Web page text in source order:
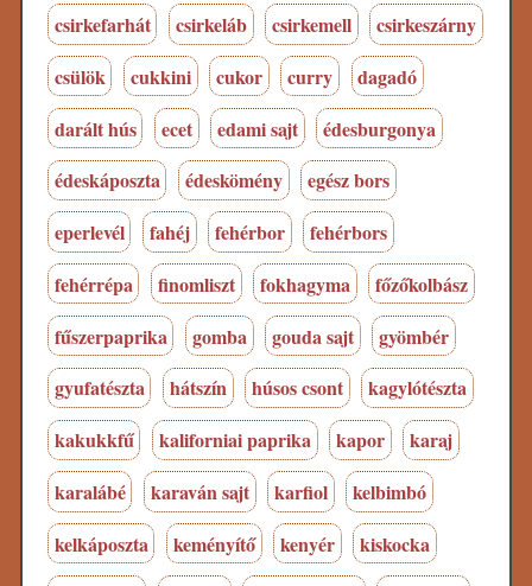
csirkefarhát
csirkeláb csirkemell
csirkeszárny
csülök
cukkini cukor curry
dagadó
darált hús
ecet edami sajt
édesburgonya
édeskáposzta
édeskömény
egész bors
eperlevél
fahéj fehérbor
fehérbors
fehérrépa
finomliszt fokhagyma
főzőkolbász
fűszerpaprika
gomba gouda sajt
gyömbér
gyufatészta
hátszín húsos csont
kagylótészta
kakukkfű
kaliforniai paprika kapor
karaj
karalábé
karaván sajt karfiol
kelbimbó
kelkáposzta
keményítő kenyér
kiskocka